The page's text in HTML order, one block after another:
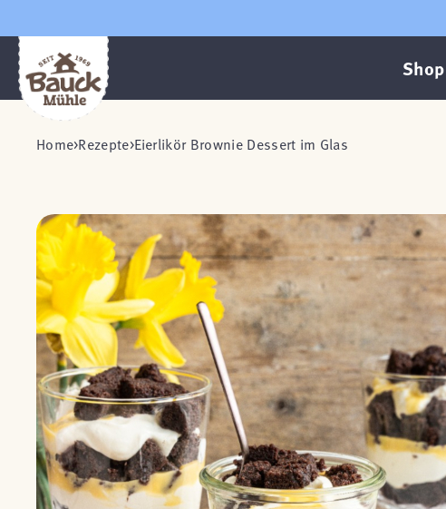
Shop
Home Rezepte Eierlikör Brownie Dessert im Glas